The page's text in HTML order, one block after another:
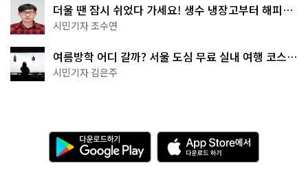
더울 땐 잠시 쉬었다 가세요! 생수 냉장고부터 해피소
·무더위쉼터까지
시민기자 조수연
여름방학 어디 갈까? 서울 도심 무료 실내 여행 코스
추천
시민기자 김은주
다
운
로
A
p
p